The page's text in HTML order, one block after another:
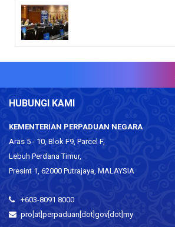
HUBUNGI KAMI
KEMENTERIAN PERPADUAN NEGARA
Aras 5 - 10, Blok F9, Parcel F,
Lebuh Perdana Timur,
Presint 1, 62000 Putrajaya, MALAYSIA
+603-8091 8000
pro[at]perpaduan[dot]gov[dot]my